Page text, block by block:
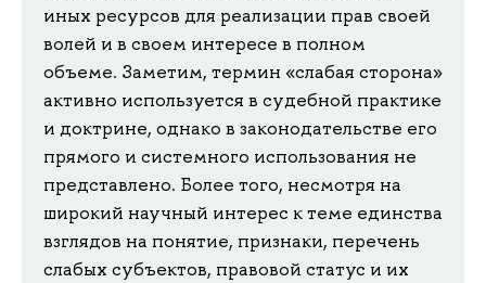
иных ресурсов для реализации прав своей
волей и в своем интересе в полном
объеме. Заметим, термин «слабая сторона»
активно используется в судебной практике
и доктрине, однако в законодательстве его
прямого и системного использования не
представлено. Более того, несмотря на
широкий научный интерес к теме единства
взглядов на понятие, признаки, перечень
слабых субъектов, правовой статус и их